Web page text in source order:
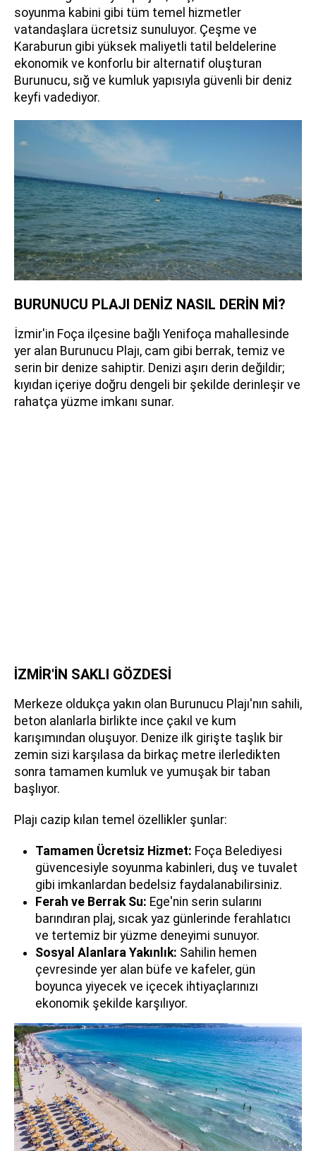
soyunma kabini gibi tüm temel hizmetler
vatandaşlara ücretsiz sunuluyor. Çeşme ve
Karaburun gibi yüksek maliyetli tatil beldelerine
ekonomik ve konforlu bir alternatif oluşturan
Burunucu, sığ ve kumluk yapısıyla güvenli bir deniz
keyfi vadediyor.
BURUNUCU PLAJI DENİZ NASIL DERİN Mİ?
İzmir'in Foça ilçesine bağlı Yenifoça mahallesinde
yer alan Burunucu Plajı, cam gibi berrak, temiz ve
serin bir denize sahiptir. Denizi aşırı derin değildir;
kıyıdan içeriye doğru dengeli bir şekilde derinleşir ve
rahatça yüzme imkanı sunar.
İZMİR'İN SAKLI GÖZDESİ
Merkeze oldukça yakın olan Burunucu Plajı'nın sahili,
beton alanlarla birlikte ince çakıl ve kum
karışımından oluşuyor. Denize ilk girişte taşlık bir
zemin sizi karşılasa da birkaç metre ilerledikten
sonra tamamen kumluk ve yumuşak bir taban
başlıyor.
Plajı cazip kılan temel özellikler şunlar:
Tamamen Ücretsiz Hizmet: Foça Belediyesi
güvencesiyle soyunma kabinleri, duş ve tuvalet
gibi imkanlardan bedelsiz faydalanabilirsiniz.
Ferah ve Berrak Su: Ege'nin serin sularını
barındıran plaj, sıcak yaz günlerinde ferahlatıcı
ve tertemiz bir yüzme deneyimi sunuyor.
Sosyal Alanlara Yakınlık: Sahilin hemen
çevresinde yer alan büfe ve kafeler, gün
boyunca yiyecek ve içecek ihtiyaçlarınızı
ekonomik şekilde karşılıyor.